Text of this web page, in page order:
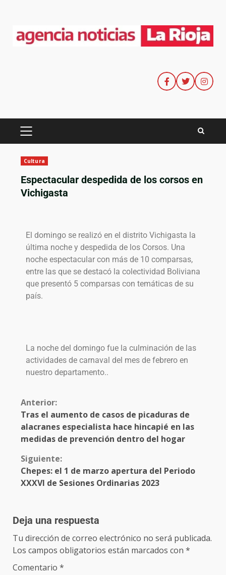
Cultura
Espectacular despedida de los corsos en
Vichigasta
El domingo se realizó en el distrito Vichigasta la
última noche y despedida de los Corsos. Una
noche espectacular con más de 10 comparsas,
entre las que se destacó la colectividad Boliviana
que presentó 5 comparsas con temáticas de su
país.
La noche del domingo fue la culminación de las
actividades de carnaval del mes de febrero en
nuestro departamento..
Anterior:
Tras el aumento de casos de picaduras de
alacranes especialista hace hincapié en las
medidas de prevención dentro del hogar
Siguiente:
Chepes: el 1 de marzo apertura del Periodo
XXXVI de Sesiones Ordinarias 2023
Deja una respuesta
Tu dirección de correo electrónico no será publicada.
Los campos obligatorios están marcados con *
Comentario *